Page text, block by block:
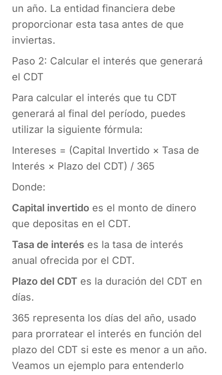
un año. La entidad financiera debe
proporcionar esta tasa antes de que
inviertas.
Paso 2: Calcular el interés que generará
el CDT
Para calcular el interés que tu CDT
generará al final del período, puedes
utilizar la siguiente fórmula:
Intereses = (Capital Invertido × Tasa de
Interés × Plazo del CDT) / 365
Donde:
Capital invertido es el monto de dinero
que depositas en el CDT.
Tasa de interés es la tasa de interés
anual ofrecida por el CDT.
Plazo del CDT es la duración del CDT en
días.
365 representa los días del año, usado
para prorratear el interés en función del
plazo del CDT si este es menor a un año.
Veamos un ejemplo para entenderlo